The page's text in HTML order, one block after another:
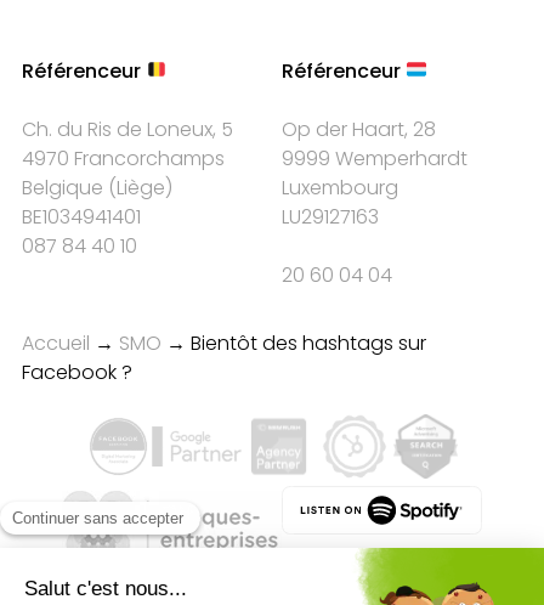
Référenceur
Ch. du Ris de Loneux, 5
4970 Francorchamps
Belgique (Liège)
BE1034941401
087 84 40 10
Référenceur
Op der Haart, 28
9999 Wemperhardt
Luxembourg
LU29127163
20 60 04 04
Accueil → SMO → Bientôt des hashtags sur
Facebook ?